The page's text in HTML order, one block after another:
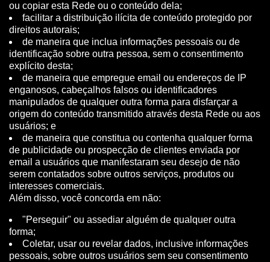
ou copiar esta Rede ou o conteúdo dela;
facilitar a distribuição ilícita de conteúdo protegido por
direitos autorais;
de maneira que inclua informações pessoais ou de
identificação sobre outra pessoa, sem o consentimento
explícito desta;
de maneira que empregue email ou endereços de IP
enganosos, cabeçalhos falsos ou identificadores
manipulados de qualquer outra forma para disfarçar a
origem do conteúdo transmitido através desta Rede ou aos
usuários; e
de maneira que constitua ou contenha qualquer forma
de publicidade ou prospecção de clientes enviada por
email a usuários que manifestaram seu desejo de não
serem contatados sobre outros serviços, produtos ou
interesses comerciais.
Além disso, você concorda em não:
"Perseguir" ou assediar alguém de qualquer outra
forma;
Coletar, usar ou revelar dados, inclusive informações
pessoais, sobre outros usuários sem seu consentimento